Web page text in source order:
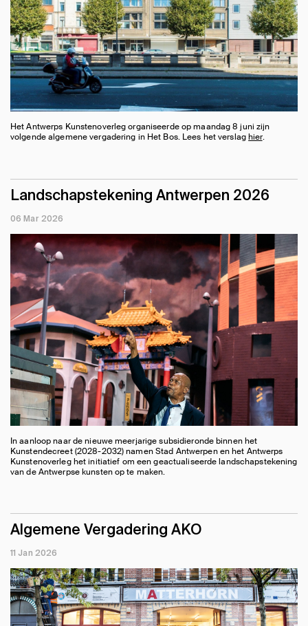
Het Antwerps Kunstenoverleg organiseerde op maandag 8 juni zijn
volgende algemene vergadering in Het Bos. Lees het verslaghier.
Landschapstekening Antwerpen 2026
06 Mar 2026
In aanloop naar de nieuwe meerjarige subsidieronde binnen het
Kunstendecreet (2028-2032) namen Stad Antwerpen en het Antwerps
Kunstenoverleg het initiatief om een geactualiseerde landschapstekening
van de Antwerpse kunsten op te maken.
Algemene Vergadering AKO
11 Jan 2026